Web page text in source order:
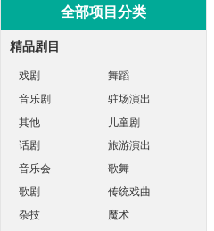
全部项目分类
精品剧目
戏剧
舞蹈
音乐剧
驻场演出
其他
儿童剧
话剧
旅游演出
音乐会
歌舞
歌剧
传统戏曲
杂技
魔术